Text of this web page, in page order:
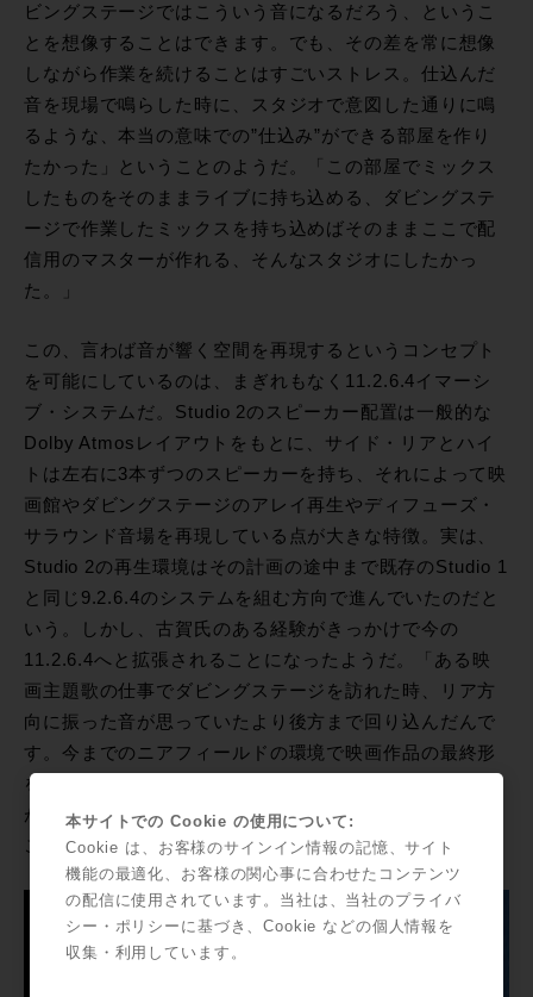
ビングステージではこういう音になるだろう、というこ
とを想像することはできます。でも、その差を常に想像
しながら作業を続けることはすごいストレス。仕込んだ
音を現場で鳴らした時に、スタジオで意図した通りに鳴
るような、本当の意味での”仕込み”ができる部屋を作り
たかった」ということのようだ。「この部屋でミックス
したものをそのままライブに持ち込める、ダビングステ
ージで作業したミックスを持ち込めばそのままここで配
信用のマスターが作れる、そんなスタジオにしたかっ
た。」
この、言わば音が響く空間を再現するというコンセプト
を可能にしているのは、まぎれもなく11.2.6.4イマーシ
ブ・システムだ。Studio 2のスピーカー配置は一般的な
Dolby Atmosレイアウトをもとに、サイド・リアとハイ
トは左右に3本ずつのスピーカーを持ち、それによって映
画館やダビングステージのアレイ再生やディフューズ・
サラウンド音場を再現している点が大きな特徴。実は、
Studio 2の再生環境はその計画の途中まで既存のStudio 1
と同じ9.2.6.4のシステムを組む方向で進んでいたのだと
いう。しかし、古賀氏のある経験がきっかけで今の
11.2.6.4へと拡張されることになったようだ。「ある映
画主題歌の仕事でダビングステージを訪れた時、リア方
向に振った音が思っていたより後方まで回り込んだんで
す。今までのニアフィールドの環境で映画作品の最終形
をイメージすることには限界があると感じ、アレイ再生
ができる環境を作るために急遽スピーカーを2本追加する
ことにしました。」
本サイトでの Cookie の使用について:
Cookie は、お客様のサインイン情報の記憶、サイト
機能の最適化、お客様の関心事に合わせたコンテンツ
の配信に使用されています。当社は、当社のプライバ
シー・ポリシーに基づき、Cookie などの個人情報を
収集・利用しています。